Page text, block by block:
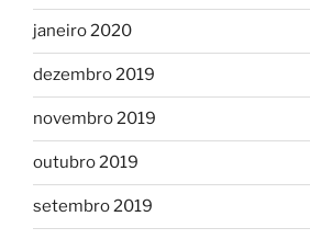
janeiro 2020
dezembro 2019
novembro 2019
outubro 2019
setembro 2019